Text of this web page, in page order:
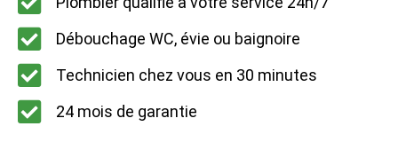
Débouchage WC, évie ou baignoire
Technicien chez vous en 30 minutes
24 mois de garantie